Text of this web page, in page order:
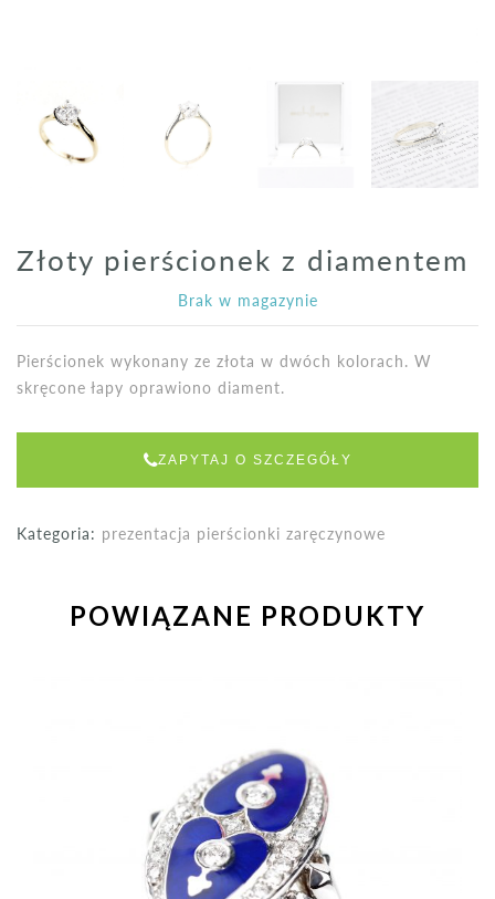
Złoty pierścionek z diamentem
Brak w magazynie
Pierścionek wykonany ze złota w dwóch kolorach. W
skręcone łapy oprawiono diament.
ZAPYTAJ O SZCZEGÓŁY
Kategoria: prezentacja pierścionki zaręczynowe
POWIĄZANE PRODUKTY